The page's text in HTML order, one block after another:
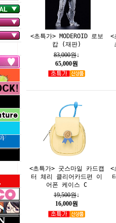
<초특가> MODEROID 로보
캅 (재판)
83,000원↓
65,000원
<
<초특가> 굿스마일 카드캡
터 체리 클리어카드편 이
어폰 케이스 C
19,500원↓
16,000원
<